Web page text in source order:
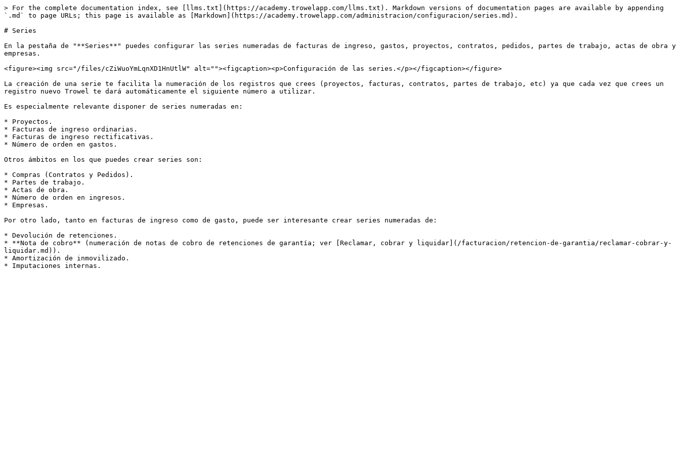
> For the complete documentation index, see [llms.txt](https://academy.trowelapp.com/llms.txt). Markdown versions of documentation pages are available by appending
`.md` to page URLs; this page is available as [Markdown](https://academy.trowelapp.com/administracion/configuracion/series.md).
# Series
En la pestaña de "**Series**" puedes configurar las series numeradas de facturas de ingreso, gastos, proyectos, contratos, pedidos, partes de trabajo, actas de obra y
empresas.
<figure><img src="/files/cZiWuoYmLqnXD1HnUtlW" alt=""><figcaption><p>Configuración de las series.</p></figcaption></figure>
La creación de una serie te facilita la numeración de los registros que crees (proyectos, facturas, contratos, partes de trabajo, etc) ya que cada vez que crees un
registro nuevo Trowel te dará automáticamente el siguiente número a utilizar.
Es especialmente relevante disponer de series numeradas en:
* Proyectos.
* Facturas de ingreso ordinarias.
* Facturas de ingreso rectificativas.
* Número de orden en gastos.
Otros ámbitos en los que puedes crear series son:
* Compras (Contratos y Pedidos).
* Partes de trabajo.
* Actas de obra.
* Número de orden en ingresos.
* Empresas.
Por otro lado, tanto en facturas de ingreso como de gasto, puede ser interesante crear series numeradas de:
* Devolución de retenciones.
* **Nota de cobro** (numeración de notas de cobro de retenciones de garantía; ver [Reclamar, cobrar y liquidar](/facturacion/retencion-de-garantia/reclamar-cobrar-y-
liquidar.md)).
* Amortización de inmovilizado.